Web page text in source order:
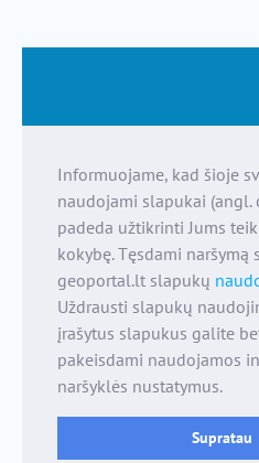
Informuojame, kad šioje
naudojami slapukai (angl.
padeda užtikrinti Jums
kokybę. Tęsdami naršymą
geoportal.lt slapukų
Uždrausti slapukų
įrašytus slapukus galite
pakeisdami naudojamos
naršyklės nustatymus.
Supratau